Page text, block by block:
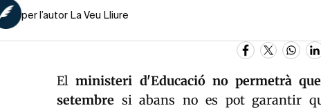
per l’autor La Veu Lliure
Elministeri d'Educació no permetrà
setembre si abans no es pot garantir